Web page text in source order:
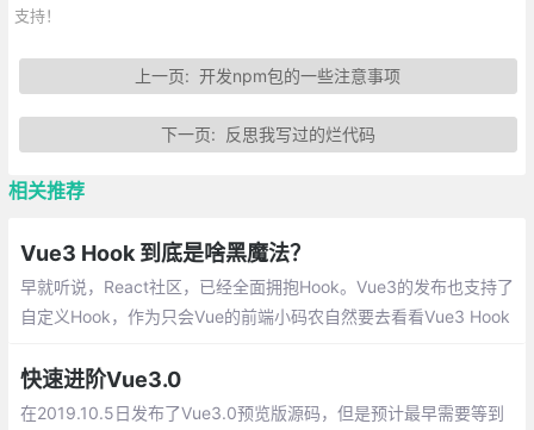
支持！
上一页:开发npm包的一些注意事项
下一页: 反思我写过的烂代码
相关推荐
Vue3 Hook 到底是啥黑魔法？
早就听说，React社区，已经全面拥抱Hook。Vue3的发布也支持了
自定义Hook，作为只会Vue的前端小码农自然要去看看Vue3 Hook
快速进阶Vue3.0
在2019.10.5日发布了Vue3.0预览版源码，但是预计最早需要等到